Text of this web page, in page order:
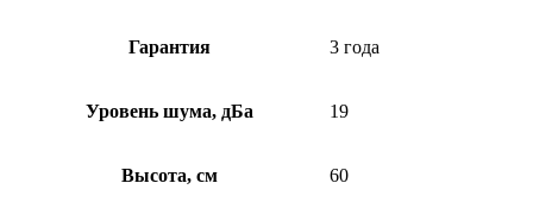
Гарантия 3 года
Уровень шума, дБа 19
Высота, см 60